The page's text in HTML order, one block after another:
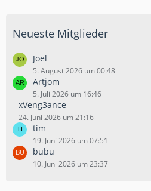
Neueste Mitglieder
Joel
5. August 2026 um 00:48
Artjom
5. Juli 2026 um 16:46
xVeng3ance
24. Juni 2026 um 21:16
tim
19. Juni 2026 um 07:51
bubu
10. Juni 2026 um 23:37